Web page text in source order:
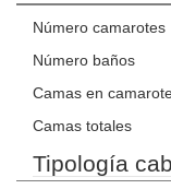
Número camarotes
Número baños
Camas en
Camas totales
Tipología